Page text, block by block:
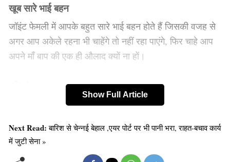
खूब सारे भाई बहन
जॉइंट फेमली में आपके बहुत सारे भाई बहन होते हैं जिसकी वजह से
अगर आप अकेले रहना भी चाहेंगे तो नहीं रहा पाएंगे, फिर चाहे आप
अपने माँ बाप की एक ही औलाद क्यों ना हों।
अगर आप जॉइंट फेमली में रहते हैं तो आपको खाने की कभी भी
खाना खिलाएंगी ही, लेकिन अगर वो घर पर नहीं हुई तो आपको
अपनी चाची और ताई के हाथ का भी खाना खाने को मिलेगा।
Show Full Article
Next Read:बारिश से चेन्नई बेहाल ,एयर पोर्ट पर भी पानी भरा, राहत-बचाव कार्य
में जुटी सेना »